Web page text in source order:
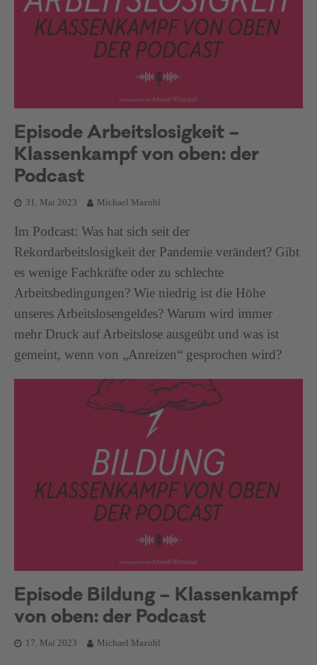
Episode Arbeitslosigkeit –
Klassenkampf von oben: der
Podcast
31. Mai 2023 Michael Mazohl
Im Podcast: Was hat sich seit der
Rekordarbeitslosigkeit der Pandemie verändert? Gibt
es wenige Fachkräfte oder zu schlechte
Arbeitsbedingungen? Wie niedrig ist die Höhe
unseres Arbeitslosengeldes? Warum wird immer
mehr Druck auf Arbeitslose ausgeübt und was ist
gemeint, wenn von „Anreizen“ gesprochen wird?
Episode Bildung – Klassenkampf
von oben: der Podcast
17. Mai 2023 Michael Mazohl